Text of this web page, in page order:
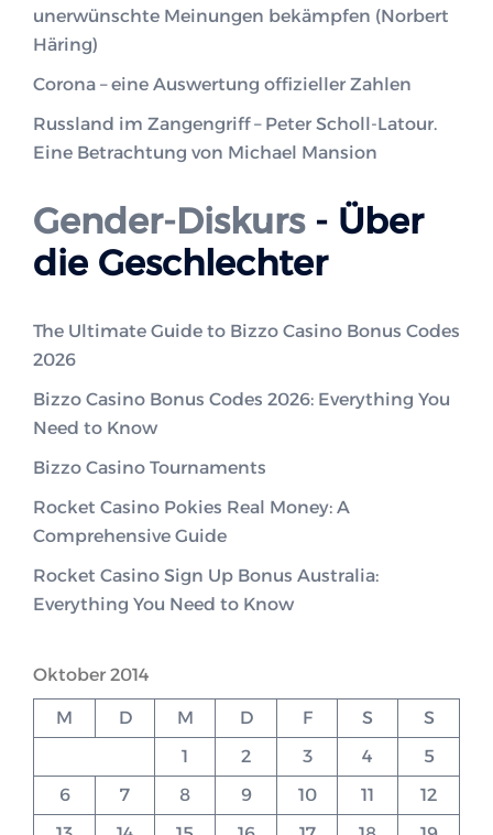
unerwünschte Meinungen bekämpfen (Norbert
Häring)
Corona – eine Auswertung offizieller Zahlen
Russland im Zangengriff – Peter Scholl-Latour.
Eine Betrachtung von Michael Mansion
Gender-Diskurs- Über
die Geschlechter
The Ultimate Guide to Bizzo Casino Bonus Codes
2026
Bizzo Casino Bonus Codes 2026: Everything You
Need to Know
Bizzo Casino Tournaments
Rocket Casino Pokies Real Money: A
Comprehensive Guide
Rocket Casino Sign Up Bonus Australia:
Everything You Need to Know
Oktober 2014
M D M D F S
S
1
2 3 4
5
6
7 8 9 10 11
12